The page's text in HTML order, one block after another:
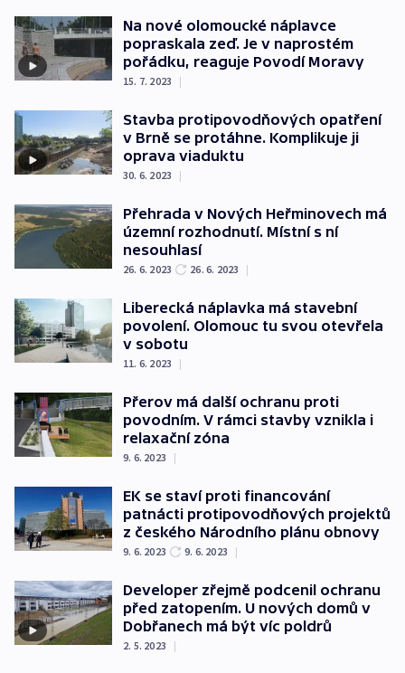
Na nové olomoucké náplavce
popraskala zeď. Je v naprostém
pořádku, reaguje Povodí Moravy
15. 7. 2023 |
Stavba protipovodňových opatření
v Brně se protáhne. Komplikuje ji
oprava viaduktu
30. 6. 2023 |
Přehrada v Nových Heřminovech má
územní rozhodnutí. Místní s ní
nesouhlasí
26. 6. 2023 26. 6. 2023 |
Liberecká náplavka má stavební
povolení. Olomouc tu svou otevřela
v sobotu
11. 6. 2023 |
Přerov má další ochranu proti
povodním. V rámci stavby vznikla i
relaxační zóna
9. 6. 2023 |
EK se staví proti financování
patnácti protipovodňových projektů
z českého Národního plánu obnovy
9. 6. 2023 9. 6. 2023 |
Developer zřejmě podcenil ochranu
před zatopením. U nových domů v
Dobřanech má být víc poldrů
2. 5. 2023 |